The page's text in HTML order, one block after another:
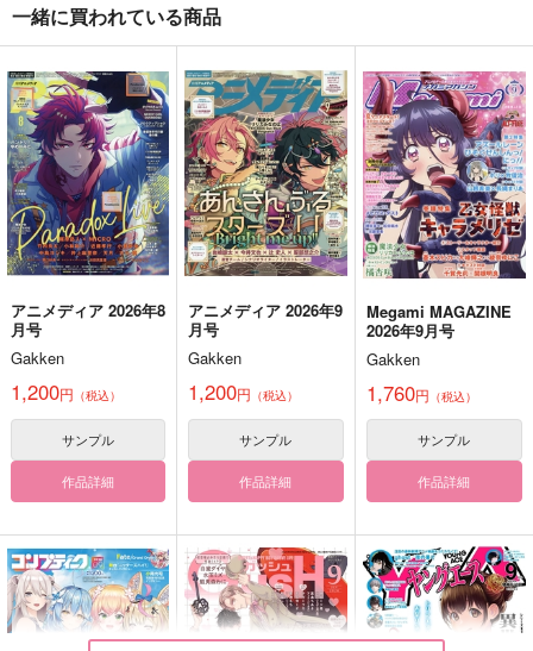
一緒に買われている商品
アニメディア 2026年8
月号
Gakken
1,200円 （税込）
サンプル
作品詳細
アニメディア 2026年9
月号
Gakken
1,200円 （税込）
サンプル
作品詳細
Megami MAGAZINE
2026年9月号
Gakken
1,760円 （税込）
サンプル
作品詳細